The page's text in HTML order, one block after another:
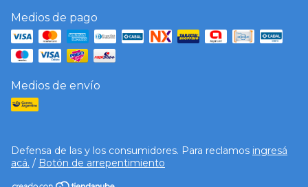
Medios de pago
Medios de envío
Defensa de las y los consumidores. Para reclamos ingresá
acá. / Botón de arrepentimiento